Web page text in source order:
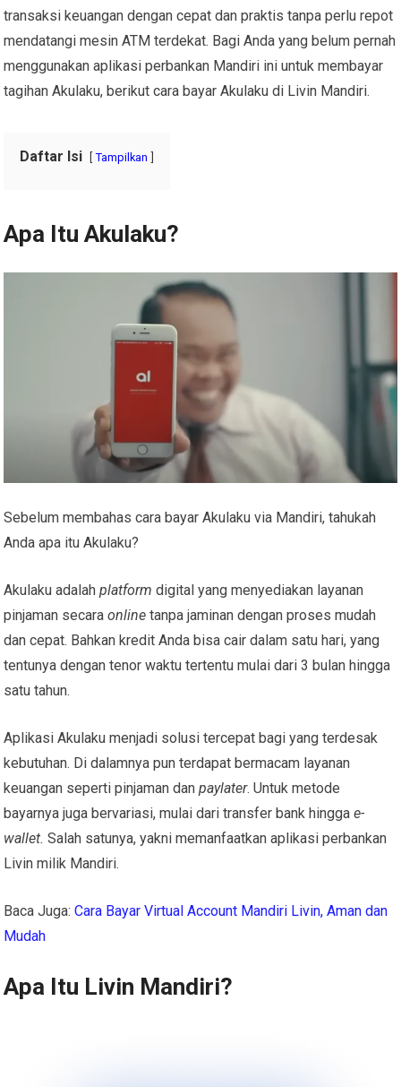
transaksi keuangan dengan cepat dan praktis tanpa perlu repot
mendatangi mesin ATM terdekat. Bagi Anda yang belum pernah
menggunakan aplikasi perbankan Mandiri ini untuk membayar
tagihan Akulaku, berikutcara bayar Akulaku di Livin Mandiri.
Daftar Isi Tampilkan
Apa Itu Akulaku?
Sebelum membahascara bayar Akulaku via Mandiri, tahukah
Anda apa itu Akulaku?
Akulaku adalahplatform digital yang menyediakan layanan
pinjaman secaraonline tanpa jaminan dengan proses mudah
dan cepat. Bahkan kredit Anda bisa cair dalam satu hari, yang
tentunya dengan tenor waktu tertentu mulai dari 3 bulan hingga
satu tahun.
Aplikasi Akulaku menjadi solusi tercepat bagi yang terdesak
kebutuhan. Di dalamnya pun terdapat bermacam layanan
keuangan seperti pinjaman danpaylater. Untuk metode
bayarnya juga bervariasi, mulai dari transfer bank hinggae-
wallet. Salah satunya, yakni memanfaatkan aplikasi perbankan
Livin milik Mandiri.
Baca Juga:Cara Bayar Virtual Account Mandiri Livin, Aman dan
Mudah
Apa Itu Livin Mandiri?